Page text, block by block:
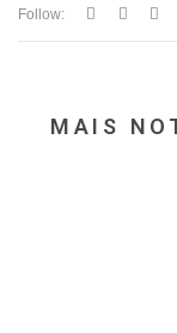
Follow:
MAIS